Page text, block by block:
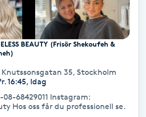
BEAUTY (Frisör Shekoufeh &
Knutssonsgatan 35, Stockholm
16:45, Idag
08-68429011 Instagram:
Hos oss får du professionell se.